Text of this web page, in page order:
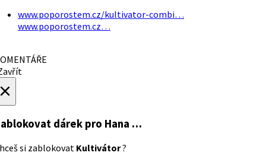
www.poporostem.cz/kultivator-combi…
www.poporostem.cz…
dárek pro Hana …
si zablokovat Kultivátor?